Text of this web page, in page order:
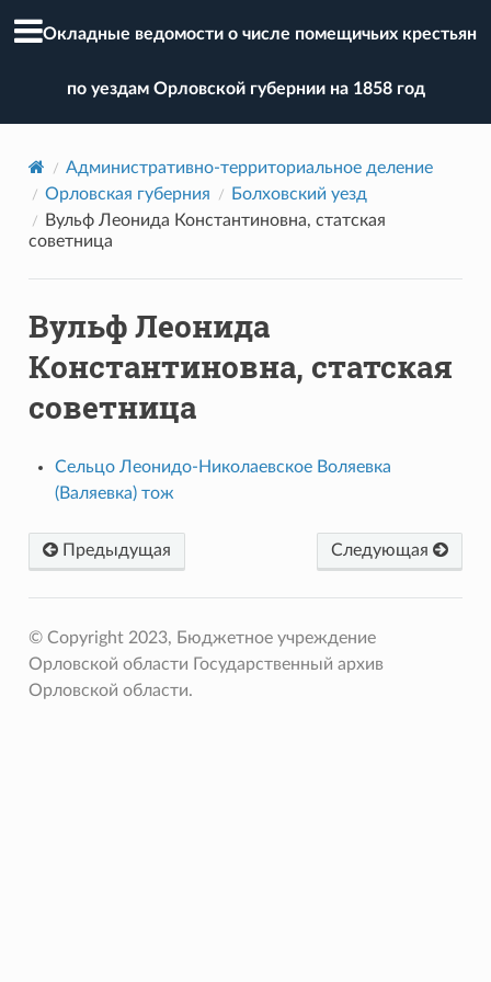
Окладные ведомости о числе помещичьих крестьян
по уездам Орловской губернии на 1858 год
Административно-территориальное деление
Орловская губерния
Болховский уезд
Вульф Леонида Константиновна, статская
советница
Вульф Леонида
Константиновна, статская
советница
Сельцо Леонидо-Николаевское Воляевка
(Валяевка) тож
Предыдущая Следующая
© Copyright 2023, Бюджетное учреждение
Орловской области Государственный архив
Орловской области.